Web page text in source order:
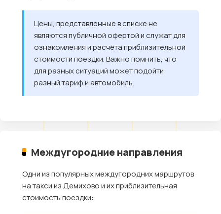
Цены, представленные в списке не
являются публичной офертой и служат для
ознакомления и расчёта приблизительной
стоимости поездки. Важно помнить, что
для разных ситуаций может подойти
разный тариф и автомобиль.
Междугородние направления
Одни из популярных междугородних маршрутов
на такси из Демихово и их приблизительная
стоимость поездки: